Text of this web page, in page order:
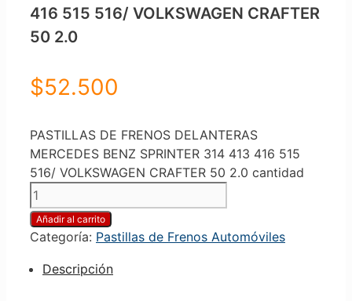
416 515 516/ VOLKSWAGEN CRAFTER
50 2.0
$52.500
PASTILLAS DE FRENOS DELANTERAS
MERCEDES BENZ SPRINTER 314 413 416 515
516/ VOLKSWAGEN CRAFTER 50 2.0 cantidad
Añadir al carrito
Categoría: Pastillas de Frenos Automóviles
Descripción